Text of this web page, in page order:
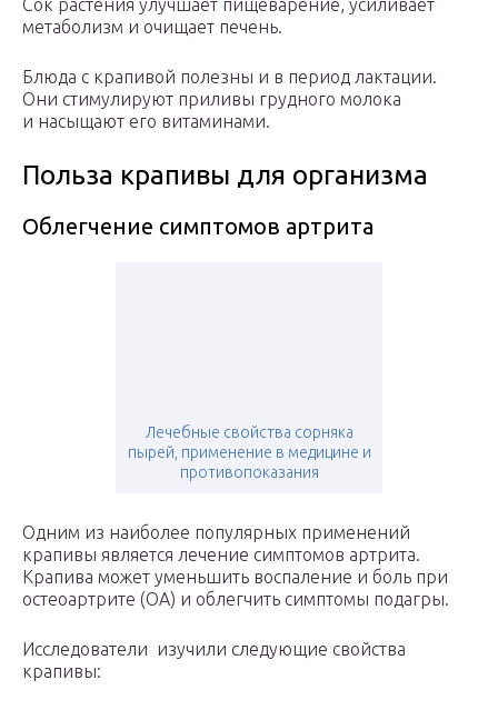
Сок растения улучшает пищеварение, усиливает
метаболизм и очищает печень.
Блюда с крапивой полезны и в период лактации.
Они стимулируют приливы грудного молока
и насыщают его витаминами.
Польза крапивы для организма
Облегчение симптомов артрита
Лечебные свойства сорняка
пырей, применение в медицине и
противопоказания
Одним из наиболее популярных применений
крапивы является лечение симптомов артрита.
Крапива может уменьшить воспаление и боль при
остеоартрите (ОА) и облегчить симптомы подагры.
Исследователи изучили следующие свойства
крапивы: